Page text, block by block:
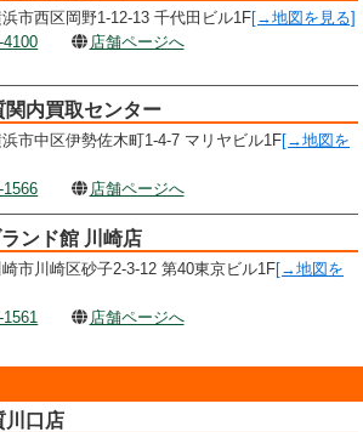
市西区岡野1-12-13 千代田ビル1F[→地図を見る]
4100
店舗ページへ
関内買取センター
市中区伊勢佐木町1-4-7 マリヤビル1F[→地図を
1566
店舗ページへ
ンド館 川崎店
市川崎区砂子2-3-12 第40東京ビル1F[→地図を
店舗ページへ
川口店